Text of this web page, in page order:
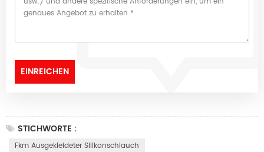
STICHWORTE :
Fkm Ausgekleideter Silikonschlauch